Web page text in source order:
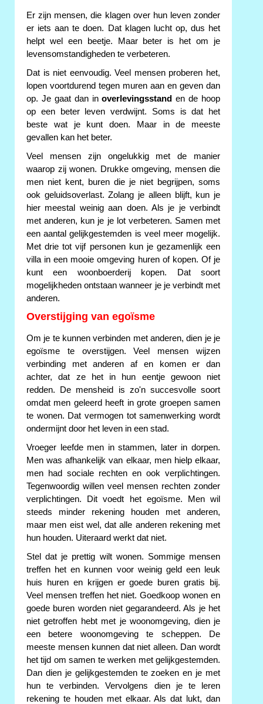
Er zijn mensen, die klagen over hun leven zonder
er iets aan te doen. Dat klagen lucht op, dus het
helpt wel een beetje. Maar beter is het om je
levensomstandigheden te verbeteren.
Dat is niet eenvoudig. Veel mensen proberen het,
lopen voortdurend tegen muren aan en geven dan
op. Je gaat dan inoverlevingsstand en de hoop
op een beter leven verdwijnt. Soms is dat het
beste wat je kunt doen. Maar in de meeste
gevallen kan het beter.
Veel mensen zijn ongelukkig met de manier
waarop zij wonen. Drukke omgeving, mensen die
men niet kent, buren die je niet begrijpen, soms
ook geluidsoverlast. Zolang je alleen blijft, kun je
hier meestal weinig aan doen. Als je je verbindt
met anderen, kun je je lot verbeteren. Samen met
een aantal gelijkgestemden is veel meer mogelijk.
Met drie tot vijf personen kun je gezamenlijk een
villa in een mooie omgeving huren of kopen. Of je
kunt een woonboerderij kopen. Dat soort
mogelijkheden ontstaan wanneer je je verbindt met
anderen.
Overstijging van egoïsme
Om je te kunnen verbinden met anderen, dien je je
egoïsme te overstijgen. Veel mensen wijzen
verbinding met anderen af en komen er dan
achter, dat ze het in hun eentje gewoon niet
redden. De mensheid is zo'n succesvolle soort
omdat men geleerd heeft in grote groepen samen
te wonen. Dat vermogen tot samenwerking wordt
ondermijnt door het leven in een stad.
Vroeger leefde men in stammen, later in dorpen.
Men was afhankelijk van elkaar, men hielp elkaar,
men had sociale rechten en ook verplichtingen.
Tegenwoordig willen veel mensen rechten zonder
verplichtingen. Dit voedt het egoïsme. Men wil
steeds minder rekening houden met anderen,
maar men eist wel, dat alle anderen rekening met
hun houden. Uiteraard werkt dat niet.
Stel dat je prettig wilt wonen. Sommige mensen
treffen het en kunnen voor weinig geld een leuk
huis huren en krijgen er goede buren gratis bij.
Veel mensen treffen het niet. Goedkoop wonen en
goede buren worden niet gegarandeerd. Als je het
niet getroffen hebt met je woonomgeving, dien je
een betere woonomgeving te scheppen. De
meeste mensen kunnen dat niet alleen. Dan wordt
het tijd om samen te werken met gelijkgestemden.
Dan dien je gelijkgestemden te zoeken en je met
hun te verbinden. Vervolgens dien je te leren
rekening te houden met elkaar. Als dat lukt, dan